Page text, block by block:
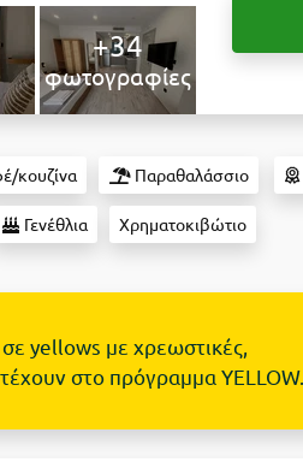
+34
φωτογραφίες
κουζίνα Παραθαλάσσιο
Γενέθλια Χρηματοκιβώτιο
yellows με χρεωστικές,
στο πρόγραμμα YELLOW.